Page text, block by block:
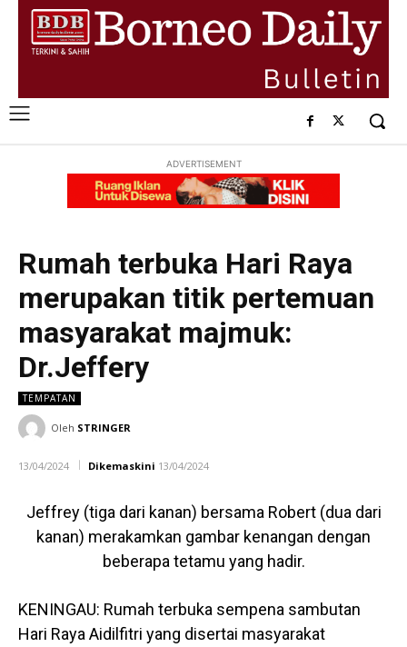
ADVERTISEMENT
Rumah terbuka Hari Raya
merupakan titik pertemuan
masyarakat majmuk:
Dr.Jeffery
TEMPATAN
Oleh STRINGER
13/04/2024 Dikemaskini 13/04/2024
Jeffrey (tiga dari kanan) bersama Robert (dua dari
kanan) merakamkan gambar kenangan dengan
beberapa tetamu yang hadir.
KENINGAU: Rumah terbuka sempena sambutan
Hari Raya Aidilfitri yang disertai masyarakat